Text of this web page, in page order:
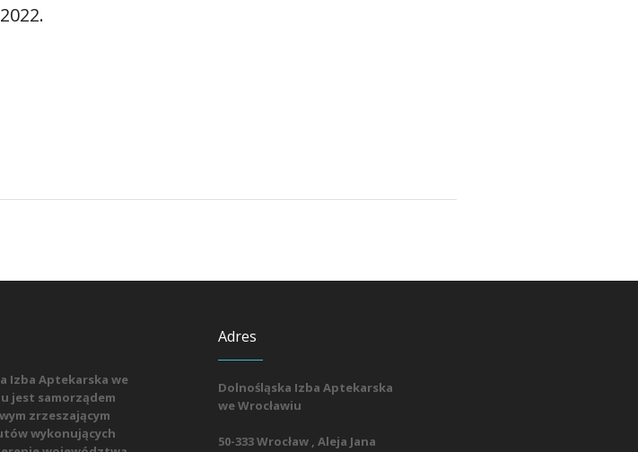
Izba Aptekarska we
jest samorządem
zrzeszającym
wykonujących
Adres
Dolnośląska Izba Aptekarska
we Wrocławiu
50-333 Wrocław , Aleja Jana